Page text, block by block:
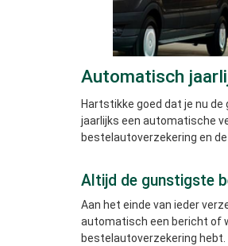
Automatisch
Hartstikke goed dat je nu
jaarlijks een automatische
bestelautoverzekering en
Altijd de gunstigste
Aan het einde van ieder
automatisch een bericht of
bestelautoverzekering